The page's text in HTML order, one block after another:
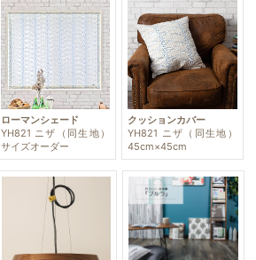
ローマンシェード
YH821 ニザ（同生地）
サイズオーダー
クッションカバー
YH821 ニザ（同生地）
45cm×45cm